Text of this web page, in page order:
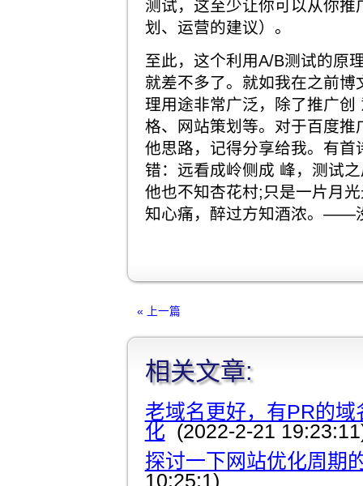
测试，这至少让你可以从你
划、运营的建议）。
至此，这个利用A/B测试的原
就差不多了。就如我在之前
理用途非常广泛，除了推广
格、网站策划等。对于百度
他思路，记得分享给我。有
错：远看成岭侧成 峰，测试
他也不知杏花村;只是一片月
知心痛，醉过方知酒浓。——
« 上一篇
相关文章:
老域名更好，有PR的
化 (2022-2-21
探讨一下网站优化周期
10:25:1)